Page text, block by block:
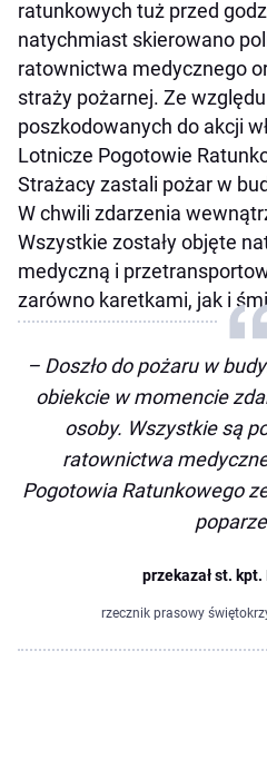
ratunkowych tuż przed
natychmiast skierowano
ratownictwa medycznego
straży pożarnej. Ze
poszkodowanych do akcji
Lotnicze Pogotowie
Strażacy zastali pożar w
W chwili zdarzenia
Wszystkie zostały objęte
medyczną i
zarówno karetkami, jak i
– Doszło do pożaru w
obiekcie w momencie
osoby. Wszystkie są
ratownictwa
Pogotowia Ratunkowego
przekazał st.
rzecznik prasowy